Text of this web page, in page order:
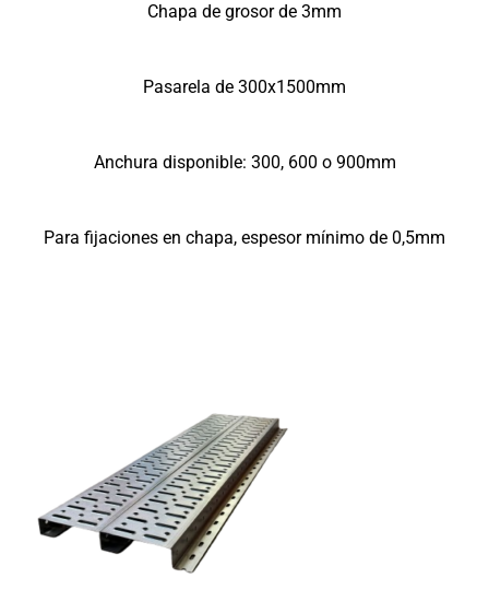
Chapa de grosor de 3mm
Pasarela de 300x1500mm
Anchura disponible: 300, 600 o 900mm
Para fijaciones en chapa, espesor mínimo de 0,5mm